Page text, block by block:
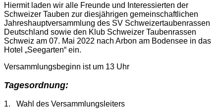
Hiermit laden wir alle Freunde und Interessierten der
Schweizer Tauben zur diesjährigen gemeinschaftlichen
Jahreshauptversammlung des SV Schweizertaubenrassen
Deutschland sowie den Klub Schweizer Taubenrassen
Schweiz am 07. Mai 2022 nach Arbon am Bodensee in das
Hotel „Seegarten“ ein.
Versammlungsbeginn ist um 13 Uhr
Tagesordnung:
1. Wahl des Versammlungsleiters